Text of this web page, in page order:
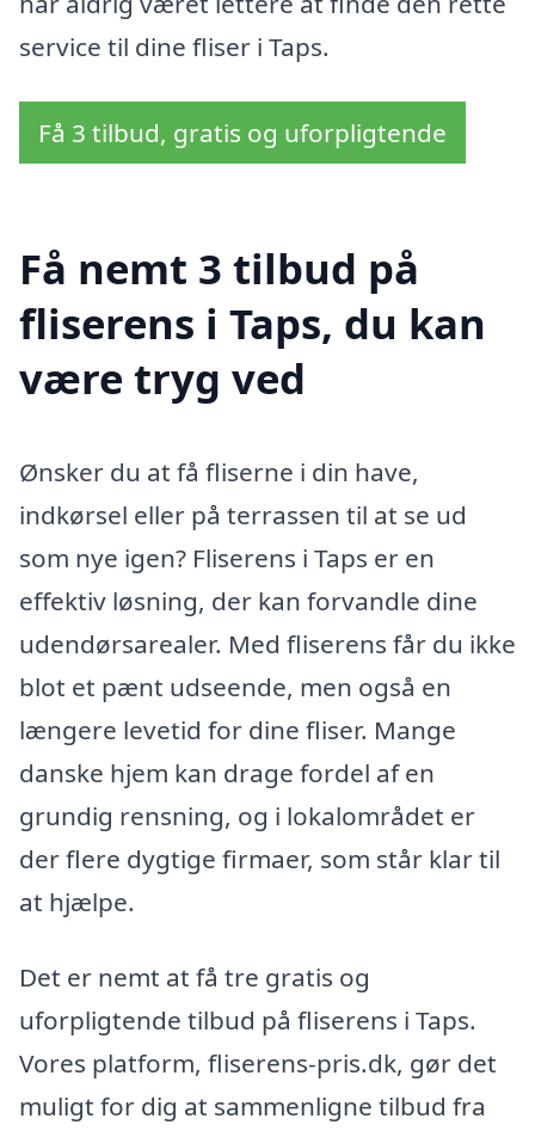
service til dine fliser i Taps.
Få 3 tilbud, gratis og uforpligtende
Få nemt 3 tilbud på
fliserens i Taps, du kan
være tryg ved
Ønsker du at få fliserne i din have,
indkørsel eller på terrassen til at se ud
som nye igen? Fliserens i Taps er en
effektiv løsning, der kan forvandle dine
udendørsarealer. Med fliserens får du ikke
blot et pænt udseende, men også en
længere levetid for dine fliser. Mange
danske hjem kan drage fordel af en
grundig rensning, og i lokalområdet er
der flere dygtige firmaer, som står klar til
at hjælpe.
Det er nemt at få tre gratis og
uforpligtende tilbud på fliserens i Taps.
Vores platform, fliserens-pris.dk, gør det
muligt for dig at sammenligne tilbud fra